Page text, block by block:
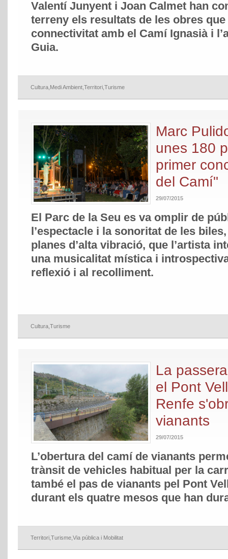
Valentí Junyent i Joan Calmet han
terreny els resultats de les obres
connectivitat amb el Camí Ignasià i
Guia.
Cultura Medi Ambient Territori Turisme
Marc
unes 180
primer
del Camí"
29/07/2015
El Parc de la Seu es va omplir de
l’espectacle i la sonoritat de les
planes d’alta vibració, que l’artista
una musicalitat mística i
reflexió i al recolliment.
Cultura Turisme
La
el Pont
Renfe
vianants
29/07/2015
L’obertura del camí de vianants
trànsit de vehicles habitual per la
també el pas de vianants pel Pont
durant els quatre mesos que han
Territori Turisme Via pública i Mobilitat